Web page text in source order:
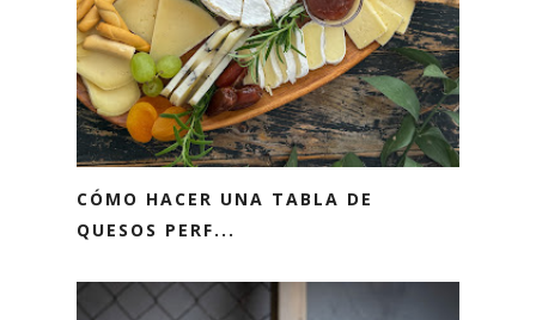
CÓMO HACER UNA TABLA DE
QUESOS PERF...